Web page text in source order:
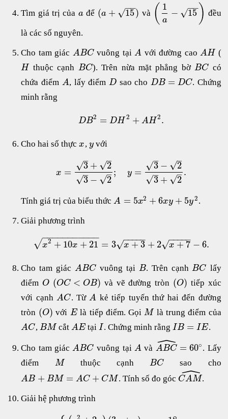
Tìm giá trị của a để (a + 15
−−
√ ) và ( 1
a
− 15
−−
√ ) đều
là các số nguyên.
Cho tam giác ABC vuông tại A với đường cao AH(
Hthuộc cạnh BC). Trên nừa mặt phẳng bờ BC có
chứa điểm A, lấy điểm Dsao cho DB = DC. Chứng
minh rằng
DB2 = DH 2 + AH2.
Cho hai số thựcx, y với
x =
3
–
√ + 2
–
√
3
–
√ − 2
–
√
; y =
3
–
√ − 2
–
√
3
–
√ + 2
–
√
.
Tính giá trị của biểu thứcA = 5x2 + 6xy + 5y2 .
Giải phương trình
x2 + 10x + 21
− −
−−−−−−−−−
√ = 3 x +3
− −
−−−
√ + 2 x +7
− −
−−−
√ − 6.
Cho tam giác ABC vuông tại B. Trên cạnhBC lấy
điểm O (OC < OB) và vẽ đường tròn (O) tiếp xúc
với cạnhAC. TừA kẻ tiếp tuyến thứ hai đến đường
tròn (O) với Elà tiếp điểm. GọiMlà trung điểm của
AC, BMcắt AE tạiI. Chứng minh rằng IB = IE.
Cho tam giác ABC vuông tại A và ABC
ˆ = 60∘. Lấy
điểm Mthuộc cạnh BC sao cho
AB + BM = AC + CM. Tính số đo góc CAM
ˆ .
Giải hệ phương trình